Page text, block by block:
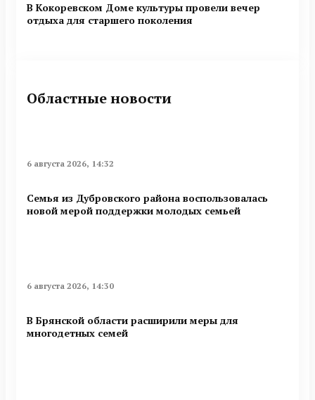
В Кокоревском Доме культуры провели вечер
отдыха для старшего поколения
Областные новости
6 августа 2026, 14:32
Семья из Дубровского района воспользовалась
новой мерой поддержки молодых семьей
6 августа 2026, 14:30
В Брянской области расширили меры для
многодетных семей